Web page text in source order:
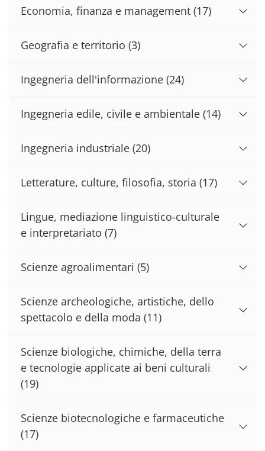
Economia, finanza e management (17)
Geografia e territorio (3)
Ingegneria dell'informazione (24)
Ingegneria edile, civile e ambientale (14)
Ingegneria industriale (20)
Letterature, culture, filosofia, storia (17)
Lingue, mediazione linguistico-culturale
e interpretariato (7)
Scienze agroalimentari (5)
Scienze archeologiche, artistiche, dello
spettacolo e della moda (11)
Scienze biologiche, chimiche, della terra
e tecnologie applicate ai beni culturali
(19)
Scienze biotecnologiche e farmaceutiche
(17)